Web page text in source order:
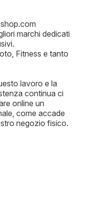
marchi dedicati
Fitness e tanto
lavoro e la
continua ci
online un
come accade
negozio fisico.